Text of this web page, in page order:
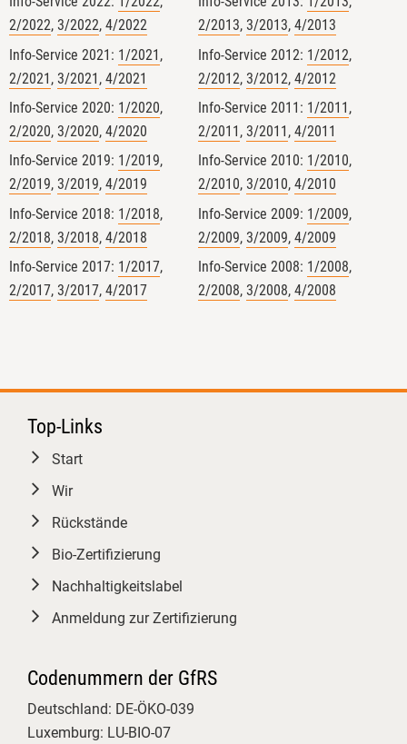
3
Startschuss für die sechste
Auflage des Basiskurses für Bio-
Kontrolle! 🎓🤝
​Heute durften wir an der Justus-
Teilnehmerinnen und Teilnehmer
Christian Herzigund #BLE
2/2022,3/2022,4/2022
Info-Service 2021: 1/2021 ,
2/2021 ,3/2021 ,4/2021
Info-Service 2020: 1/2020,
2/2020,3/2020,4/2020
Info-Service 2019: 1/2019,
2/2019,3/2019,4/2019
Info-Service 2018: 1/2018,
2/2018,3/2018,4/2018
Info-Service 2017: 1/2017,
2/2017,3/2017,4/2017
2/2013,3/2013,4/2013
Info-Service 2012: 1/2012,
2/2012,3/2012,4/2012
Info-Service 2011: 1/2011 ,
2/2011 ,3/2011 ,4/2011
Info-Service 2010: 1/2010,
2/2010,3/2010,4/2010
Info-Service 2009: 1/2009,
2/2009,3/2009,4/2009
Info-Service 2008: 1/2008,
2/2008,3/2008,4/2008
Top-Links
Start
Wir
Rückstände
Bio-Zertifizierung
Nachhaltigkeitslabel
Anmeldung zur Zertifizierung
Codenummern der GfRS
Deutschland: DE-ÖKO-039
Luxemburg: LU-BIO-07